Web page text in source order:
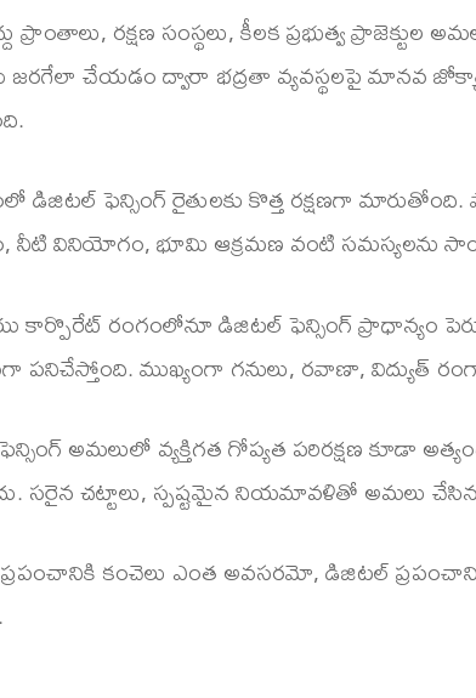
ప్రాంతాలు, రక్షణ సంస్థలు, కీలక ప్రభుత్వ
జరగేలా చేయడం ద్వారా భద్రతా వ్యవస్థలపై మానవ
ఫెన్సింగ్ రైతులకు కొత్త రక్షణగా మారుతోంది.
నీటి వినియోగం, భూమి ఆక్రమణ వంటి సమస్యలను
కార్పొరేట్ రంగంలోనూ డిజిటల్ ఫెన్సింగ్ ప్రాధాన్యం
పనిచేస్తోంది. ముఖ్యంగా గనులు, రవాణా, విద్యుత్
అమలులో వ్యక్తిగత గోప్యత పరిరక్షణ కూడా
సరైన చట్టాలు, స్పష్టమైన నియమావళితో అమలు
కంచెలు ఎంత అవసరమో, డిజిటల్